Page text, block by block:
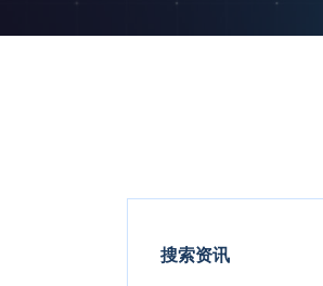
搜索资讯